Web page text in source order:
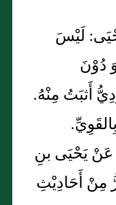
لَيْسَ
دُوْنَ
أَثبَتُ مِنْهُ.
عَنْ يَحْيَى بنِ
مِنْ أَحَادِيْثِ